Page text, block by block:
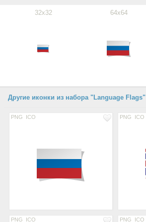
32x32 64x64
Другие иконки из набора "Language Flags"
PNG ICO PNG ICO
PNG ICO PNG ICO